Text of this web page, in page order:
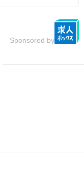
Sponsored by